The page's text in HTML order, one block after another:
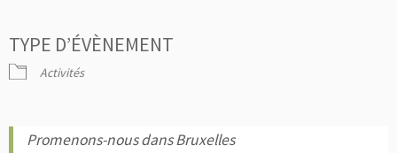
TYPE D’ÉVÈNEMENT
Activités
Promenons-nous dans Bruxelles